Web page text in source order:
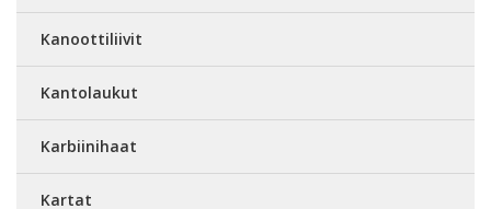
Kanoottiliivit
Kantolaukut
Karbiinihaat
Kartat